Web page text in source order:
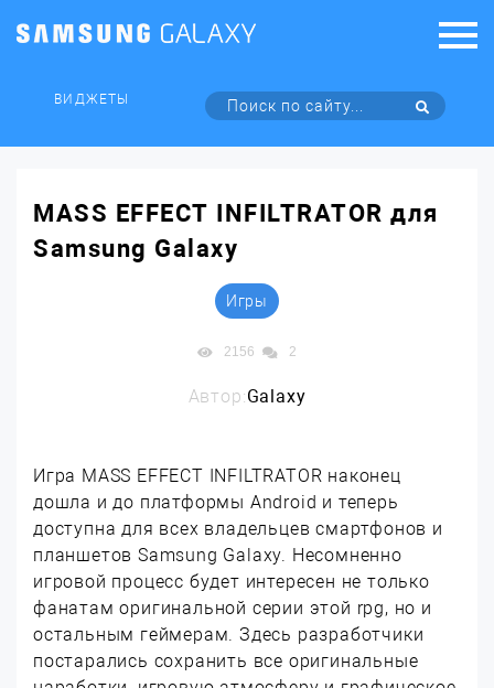
ВИДЖЕТЫ
MASS EFFECT INFILTRATOR для
Samsung Galaxy
Игры
2156 2
Автор:Galaxy
Игра MASS EFFECT INFILTRATOR наконец
дошла и до платформы Android и теперь
доступна для всех владельцев смартфонов и
планшетов Samsung Galaxy. Несомненно
игровой процесс будет интересен не только
фанатам оригинальной серии этой rpg, но и
остальным геймерам. Здесь разработчики
постарались сохранить все оригинальные